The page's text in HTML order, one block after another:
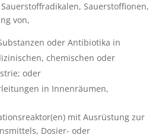
Sauerstoffionen,
von,
oder Antibiotika in
chemischen oder
oder
in Innenräumen,
mit Ausrüstung zur
Dosier- oder